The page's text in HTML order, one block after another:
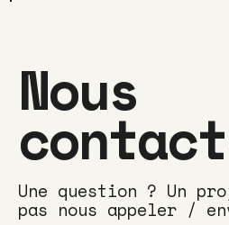
Nous
Une question ? Un
pas nous appeler /